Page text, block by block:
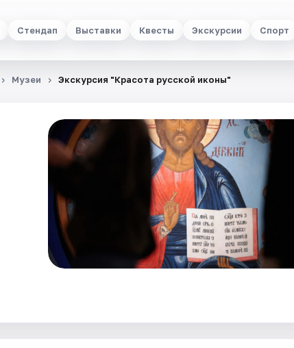
Стендап Выставки Квесты Экскурсии Спорт
Музеи Экскурсия "Красота русской иконы"